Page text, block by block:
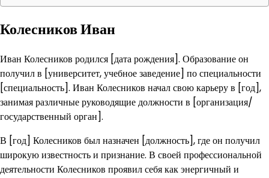
Колесников Иван
Иван Колесников родился [дата рождения]. Образование он
получил в [университет, учебное заведение] по специальности
[специальность]. Иван Колесников начал свою карьеру в [год],
занимая различные руководящие должности в [организация/
государственный орган].
В [год] Колесников был назначен [должность], где он получил
широкую известность и признание. В своей профессиональной
деятельности Колесников проявил себя как энергичный и